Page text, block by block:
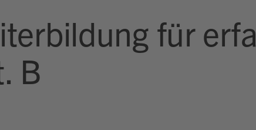
für
B